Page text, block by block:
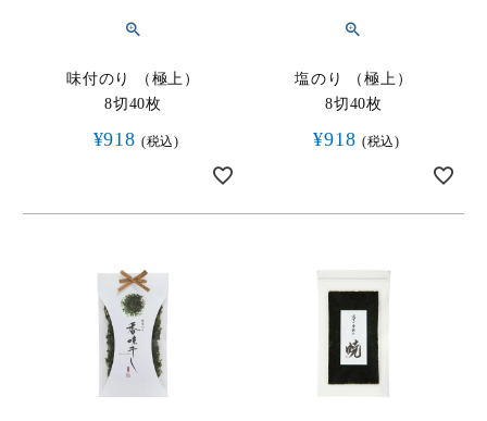
味付のり （極上）
8切40枚
¥918 税込
塩のり （極上）
8切40枚
¥918 税込